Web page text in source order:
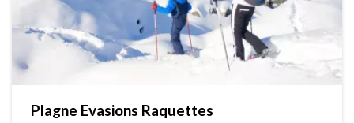
Plagne Evasions Raquettes